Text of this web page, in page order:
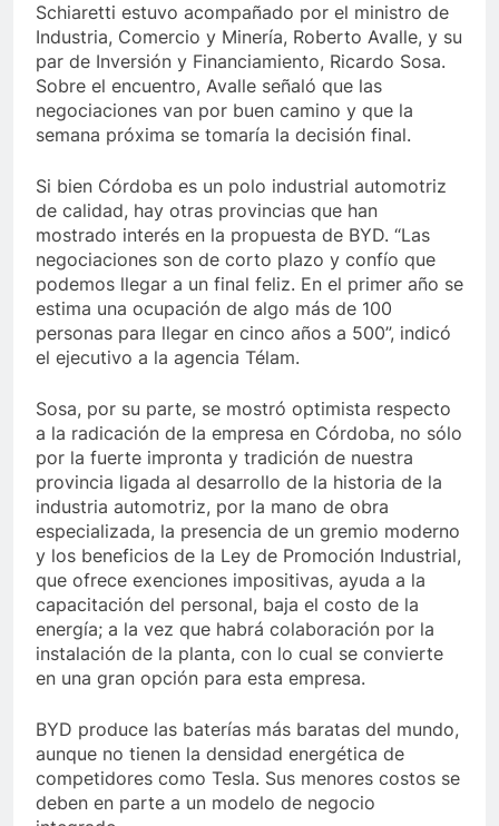
Schiaretti estuvo acompañado por el ministro de
Industria, Comercio y Minería, Roberto Avalle, y su
par de Inversión y Financiamiento, Ricardo Sosa.
Sobre el encuentro, Avalle señaló que las
negociaciones van por buen camino y que la
semana próxima se tomaría la decisión final.
Si bien Córdoba es un polo industrial automotriz
de calidad, hay otras provincias que han
mostrado interés en la propuesta de BYD. “Las
negociaciones son de corto plazo y confío que
podemos llegar a un final feliz. En el primer año se
estima una ocupación de algo más de 100
personas para llegar en cinco años a 500”, indicó
el ejecutivo a la agencia Télam.
Sosa, por su parte, se mostró optimista respecto
a la radicación de la empresa en Córdoba, no sólo
por la fuerte impronta y tradición de nuestra
provincia ligada al desarrollo de la historia de la
industria automotriz, por la mano de obra
especializada, la presencia de un gremio moderno
y los beneficios de la Ley de Promoción Industrial,
que ofrece exenciones impositivas, ayuda a la
capacitación del personal, baja el costo de la
energía; a la vez que habrá colaboración por la
instalación de la planta, con lo cual se convierte
en una gran opción para esta empresa.
BYD produce las baterías más baratas del mundo,
aunque no tienen la densidad energética de
competidores como Tesla. Sus menores costos se
deben en parte a un modelo de negocio